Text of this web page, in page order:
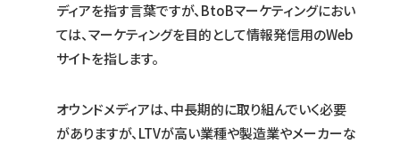
ディアを指す言葉ですが、BtoBマーケティングにおい
ては、マーケティングを目的として情報発信用のWeb
サイトを指します。
オウンドメディアは、中長期的に取り組んでいく必要
がありますが、LTVが高い業種や製造業やメーカーな